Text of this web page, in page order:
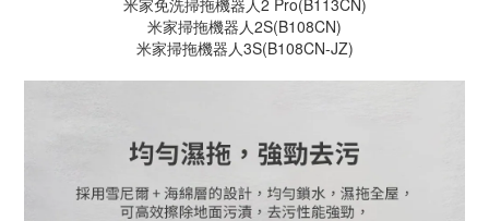
米家掃拖機器人2S(B108CN)
米家掃拖機器人3S(B108CN-JZ)